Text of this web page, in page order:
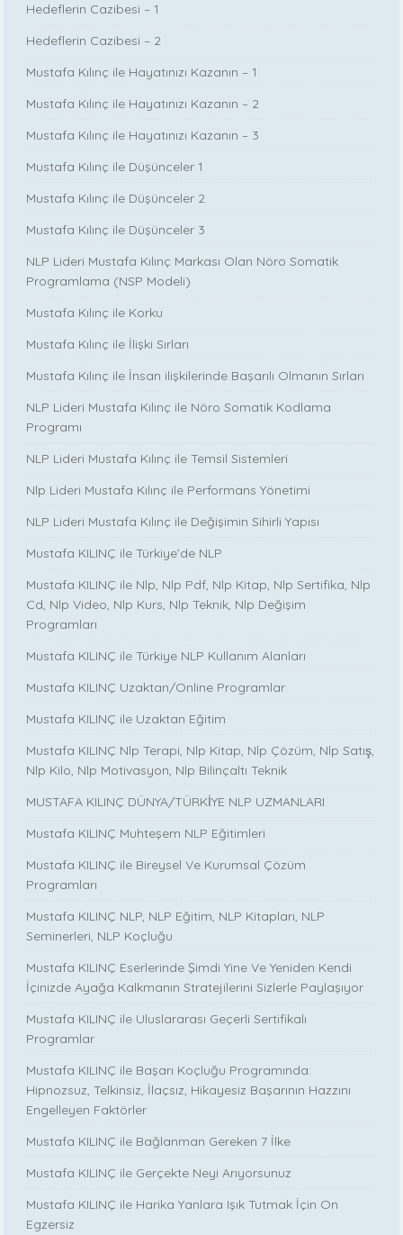
Hedeflerin Cazibesi – 1
Hedeflerin Cazibesi – 2
Mustafa Kılınç ile Hayatınızı Kazanın – 1
Mustafa Kılınç ile Hayatınızı Kazanın – 2
Mustafa Kılınç ile Hayatınızı Kazanın – 3
Mustafa Kılınç ile Düşünceler 1
Mustafa Kılınç ile Düşünceler 2
Mustafa Kılınç ile Düşünceler 3
NLP Lideri Mustafa Kılınç Markası Olan Nöro Somatik
Programlama (NSP Modeli)
Mustafa Kılınç ile Korku
Mustafa Kılınç ile İlişki Sırları
Mustafa Kılınç ile İnsan ilişkilerinde Başarılı Olmanın Sırları
NLP Lideri Mustafa Kılınç ile Nöro Somatik Kodlama
Programı
NLP Lideri Mustafa Kılınç ile Temsil Sistemleri
Nlp Lideri Mustafa Kılınç ile Performans Yönetimi
NLP Lideri Mustafa Kılınç ile Değişimin Sihirli Yapısı
Mustafa KILINÇ ile Türkiye’de NLP
Mustafa KILINÇ ile Nlp, Nlp Pdf, Nlp Kitap, Nlp Sertifika, Nlp
Cd, Nlp Video, Nlp Kurs, Nlp Teknik, Nlp Değişim
Programları
Mustafa KILINÇ ile Türkiye NLP Kullanım Alanları
Mustafa KILINÇ Uzaktan/Online Programlar
Mustafa KILINÇ ile Uzaktan Eğitim
Mustafa KILINÇ Nlp Terapi, Nlp Kitap, Nlp Çözüm, Nlp Satış,
Nlp Kilo, Nlp Motivasyon, Nlp Bilinçaltı Teknik
MUSTAFA KILINÇ DÜNYA/TÜRKİYE NLP UZMANLARI
Mustafa KILINÇ Muhteşem NLP Eğitimleri
Mustafa KILINÇ ile Bireysel Ve Kurumsal Çözüm
Programları
Mustafa KILINÇ NLP, NLP Eğitim, NLP Kitapları, NLP
Seminerleri, NLP Koçluğu
Mustafa KILINÇ Eserlerinde Şimdi Yine Ve Yeniden Kendi
İçinizde Ayağa Kalkmanın Stratejilerini Sizlerle Paylaşıyor
Mustafa KILINÇ ile Uluslararası Geçerli Sertifikalı
Programlar
Mustafa KILINÇ ile Başarı Koçluğu Programında:
Hipnozsuz, Telkinsiz, İlaçsız, Hikayesiz Başarının Hazzını
Engelleyen Faktörler
Mustafa KILINÇ ile Bağlanman Gereken 7 İlke
Mustafa KILINÇ ile Gerçekte Neyi Arıyorsunuz
Mustafa KILINÇ ile Harika Yanlara Işık Tutmak İçin On
Egzersiz